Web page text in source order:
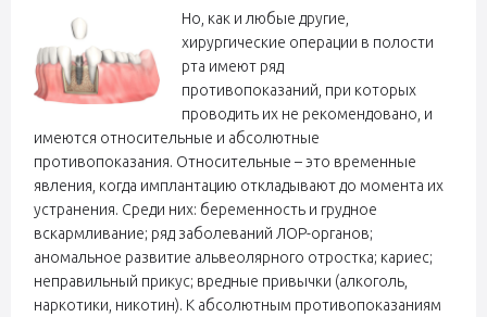
Но, как и любые другие,
хирургические операции в полости
рта имеют ряд
противопоказаний, при которых
проводить их не рекомендовано, и
имеются относительные и абсолютные
противопоказания. Относительные – это временные
явления, когда имплантацию откладывают до момента их
устранения. Среди них: беременность и грудное
вскармливание; ряд заболеваний ЛОР-органов;
аномальное развитие альвеолярного отростка; кариес;
неправильный прикус; вредные привычки (алкоголь,
наркотики, никотин). К абсолютным противопоказаниям